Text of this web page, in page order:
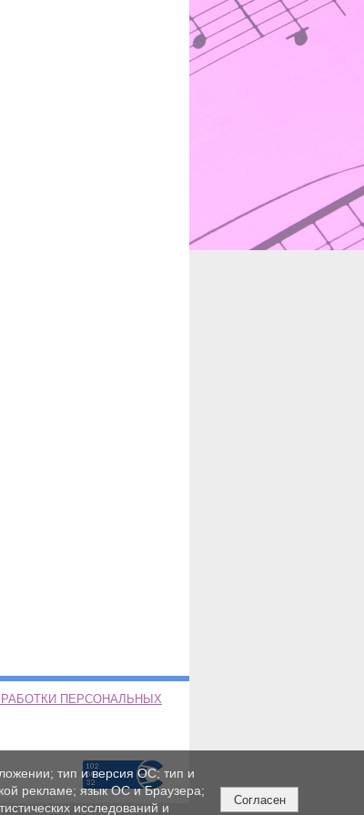
ПЕРСОНАЛЬНЫХ
тип и версия ОС; тип и
рекламе; язык ОС и Браузера;
исследований и
Согласен